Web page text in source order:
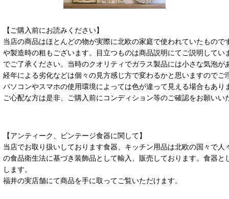
【ご購入前にお読みください】
当店の商品はほとんどの物が実際に北欧の家庭で使われていたもの
や製造時の粗もございます。目立つものは商品説明にてご説明して
でご了承ください。当時のクオリティでガラス製品には小さな気泡が
経年による劣化などは個々の見方感じ方で変わるかと思いますのでご
パソコンやスマホの使用環境によっては色が違って見える場合もあ
ご心配な方は是非、ご購入前にコンディション等のご確認をお願い
【アンティーク、ビンテージ食器に関して】
当店でお取り扱いしております食器、キッチン用品は北欧の国々で
の食品衛生法に基づき装飾品として輸入、販売しております。食器
します。
福井の実店舗にて商品を手に取ってご覧いただけます。